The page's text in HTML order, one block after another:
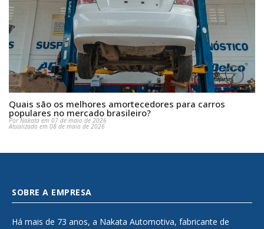
Quais são os melhores amortecedores para carros
populares no mercado brasileiro?
Por Nakata em 07 de maio de 2026
Atualizado em 08 de maio de 2026
SOBRE A EMPRESA
Há mais de 73 anos, a Nakata Automotiva, fabricante de